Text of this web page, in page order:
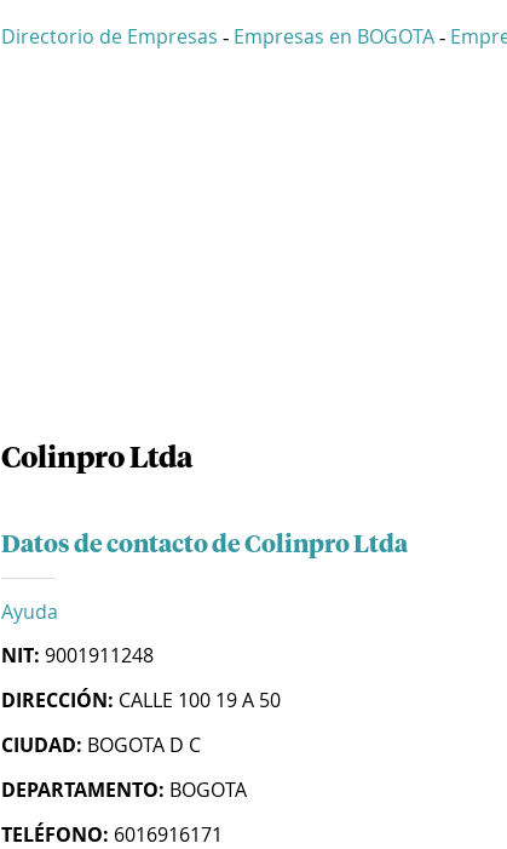
Directorio de Empresas - Empresas en BOGOTA -
Colinpro Ltda
Datos de contacto de Colinpro Ltda
Ayuda
NIT: 9001911248
DIRECCIÓN: CALLE 100 19 A 50
CIUDAD: BOGOTA D C
DEPARTAMENTO: BOGOTA
TELÉFONO: 6016916171